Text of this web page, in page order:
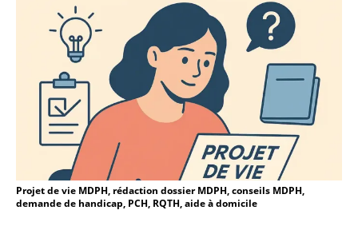
Projet de vie MDPH, rédaction dossier MDPH, conseils MDPH,
demande de handicap, PCH, RQTH, aide à domicile